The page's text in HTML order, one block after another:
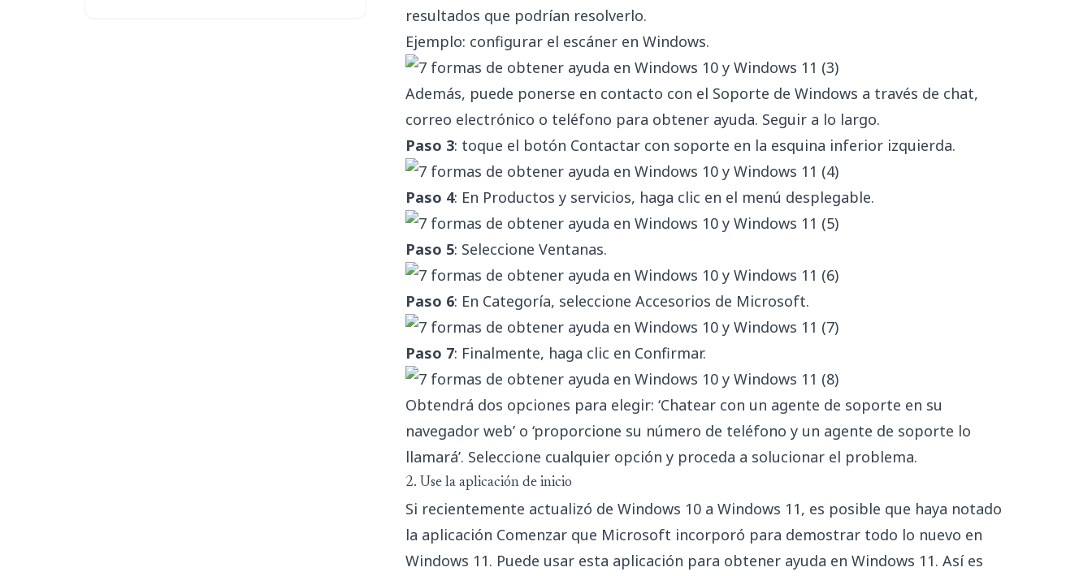
resultados que podrían resolverlo.
Ejemplo: configurar el escáner en Windows.
Además, puede ponerse en contacto con el Soporte de Windows a través de chat,
correo electrónico o teléfono para obtener ayuda. Seguir a lo largo.
Paso 3: toque el botón Contactar con soporte en la esquina inferior izquierda.
Paso 4: En Productos y servicios, haga clic en el menú desplegable.
Paso 5: Seleccione Ventanas.
Paso 6: En Categoría, seleccione Accesorios de Microsoft.
Paso 7: Finalmente, haga clic en Confirmar.
Obtendrá dos opciones para elegir: ‘Chatear con un agente de soporte en su
navegador web’ o ‘proporcione su número de teléfono y un agente de soporte lo
llamará’. Seleccione cualquier opción y proceda a solucionar el problema.
2. Use la aplicación de inicio
Si recientemente actualizó de Windows 10 a Windows 11, es posible que haya notado
la aplicación Comenzar que Microsoft incorporó para demostrar todo lo nuevo en
Windows 11. Puede usar esta aplicación para obtener ayuda en Windows 11. Así es